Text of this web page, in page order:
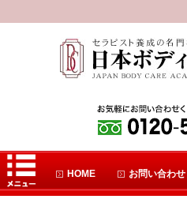
HOME お問い合わせ